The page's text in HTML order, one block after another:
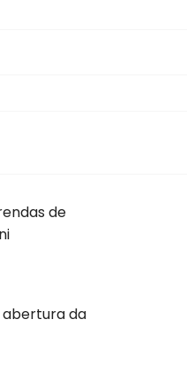
de
abertura da